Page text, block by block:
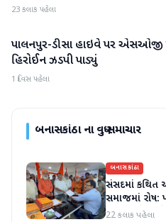
23 કલાક પહેલા
બનાસકાંઠા
પાલનપુર-ડીસા હાઇવે પર એસઓજી
હિરોઈન ઝડપી પાડ્યું
1 દિવસ પહેલા
બનાસકાંઠાના વધુ સમાચાર
બનાસકાંઠા
સંસદમાં કથિત
સમાજમાં રોષ:
અધિક
22 કલાક પહેલા